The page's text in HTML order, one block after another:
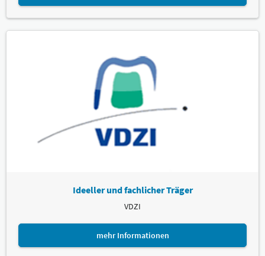
Ideeller und fachlicher Träger
VDZI
mehr Informationen